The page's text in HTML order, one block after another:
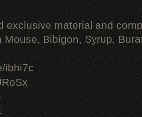
exclusive material and
Mouse, Bibigon, Syrup,
ibhi7c